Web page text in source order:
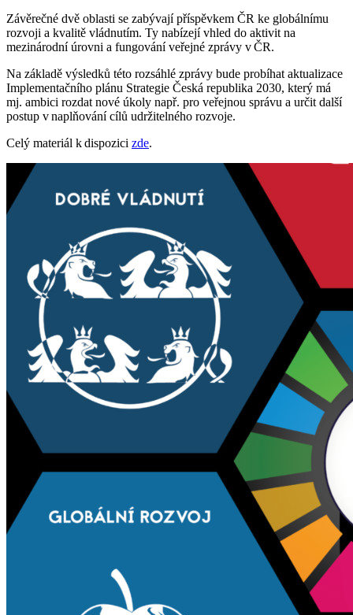
Závěrečné dvě oblasti se zabývají příspěvkem ČR ke globálnímu
rozvoji a kvalitě vládnutím. Ty nabízejí vhled do aktivit na
mezinárodní úrovni a fungování veřejné zprávy v ČR.
Na základě výsledků této rozsáhlé zprávy bude probíhat aktualizace
Implementačního plánu Strategie Česká republika 2030, který má
mj. ambici rozdat nové úkoly např. pro veřejnou správu a určit další
postup v naplňování cílů udržitelného rozvoje.
Celý materiál k dispozici zde.